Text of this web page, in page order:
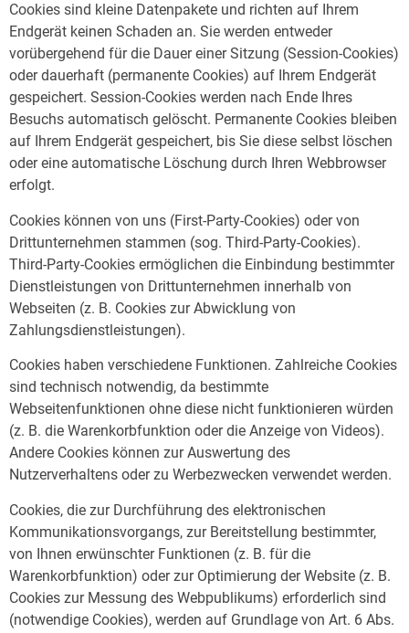
Cookies sind kleine Datenpakete und richten auf Ihrem
Endgerät keinen Schaden an. Sie werden entweder
vorübergehend für die Dauer einer Sitzung (Session-Cookies)
oder dauerhaft (permanente Cookies) auf Ihrem Endgerät
gespeichert. Session-Cookies werden nach Ende Ihres
Besuchs automatisch gelöscht. Permanente Cookies bleiben
auf Ihrem Endgerät gespeichert, bis Sie diese selbst löschen
oder eine automatische Löschung durch Ihren Webbrowser
erfolgt.
Cookies können von uns (First-Party-Cookies) oder von
Drittunternehmen stammen (sog. Third-Party-Cookies).
Third-Party-Cookies ermöglichen die Einbindung bestimmter
Dienstleistungen von Drittunternehmen innerhalb von
Webseiten (z. B. Cookies zur Abwicklung von
Zahlungsdienstleistungen).
Cookies haben verschiedene Funktionen. Zahlreiche Cookies
sind technisch notwendig, da bestimmte
Webseitenfunktionen ohne diese nicht funktionieren würden
(z. B. die Warenkorbfunktion oder die Anzeige von Videos).
Andere Cookies können zur Auswertung des
Nutzerverhaltens oder zu Werbezwecken verwendet werden.
Cookies, die zur Durchführung des elektronischen
Kommunikationsvorgangs, zur Bereitstellung bestimmter,
von Ihnen erwünschter Funktionen (z. B. für die
Warenkorbfunktion) oder zur Optimierung der Website (z. B.
Cookies zur Messung des Webpublikums) erforderlich sind
(notwendige Cookies), werden auf Grundlage von Art. 6 Abs.